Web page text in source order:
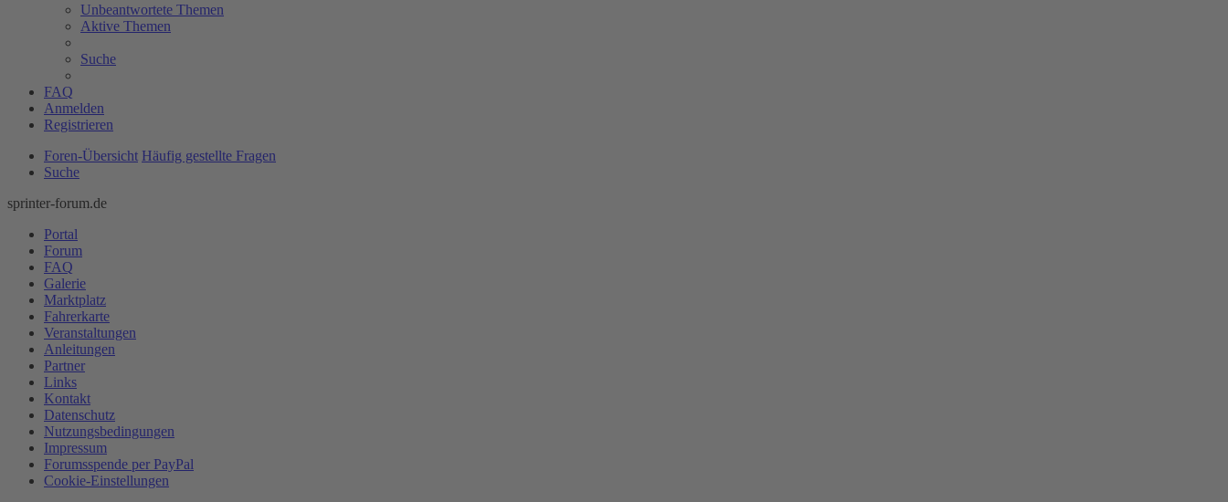
Unbeantwortete Themen
Aktive Themen
Suche
FAQ
Anmelden
Registrieren
Foren-Übersicht Häufig gestellte Fragen
Suche
sprinter-forum.de
Portal
Forum
FAQ
Galerie
Marktplatz
Fahrerkarte
Veranstaltungen
Anleitungen
Partner
Links
Kontakt
Datenschutz
Nutzungsbedingungen
Impressum
Forumsspende per PayPal
Cookie-Einstellungen